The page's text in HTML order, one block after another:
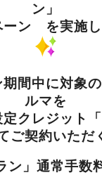
ン」
ーン を実施
間中に対象
ルマを
クレジット
ご契約いただ
ン」通常手数